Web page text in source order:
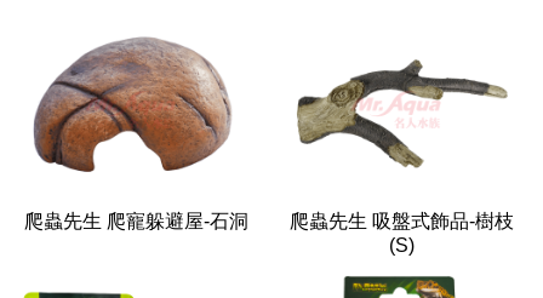
爬蟲先生 爬寵躲避屋-石洞
爬蟲先生 吸盤式飾品-樹枝
(S)